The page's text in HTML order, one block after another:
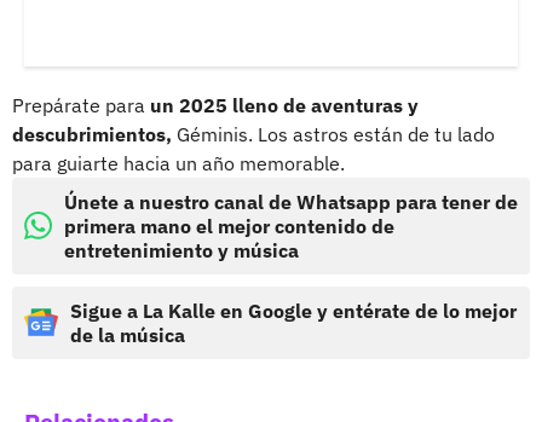
Prepárate para un 2025 lleno de aventuras y
descubrimientos, Géminis. Los astros están de tu lado
para guiarte hacia un año memorable.
Únete a nuestro canal de Whatsapp para tener de
primera mano el mejor contenido de
entretenimiento y música
Sigue a La Kalle en Google y entérate de lo mejor
de la música